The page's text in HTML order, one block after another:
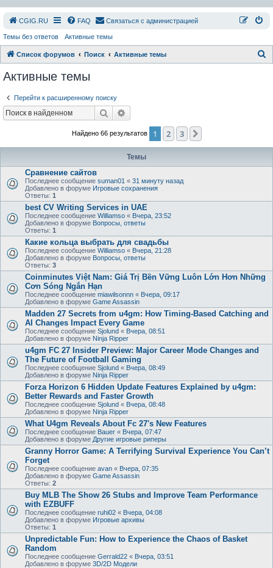
СGIG.RU FAQ Связаться с администрацией
Темы без ответов Активные темы
Список форумов Поиск Активные темы
Активные темы
Перейти к расширенному поиску
Поиск
Найдено 66 результатов 1 2 3
Темы
Сравнение сайтов
Последнее сообщение suman01 « 31 минуту назад
Добавлено в форуме Игровые сохранения
Ответы: 1
best CV Writing Services in UAE
Последнее сообщение Williamso « Вчера, 23:52
Добавлено в форуме Вопросы, ответы
Ответы: 1
Какие кольца выбрать для свадьбы
Последнее сообщение Williamso « Вчера, 21:28
Добавлено в форуме Вопросы, ответы
Ответы: 3
Coinminutes Việt Nam: Giá Trị Bền Vững Luôn Lớn Hơn Những
Cơn Sóng Ngắn Hạn
Последнее сообщение miawilsonnn « Вчера, 09:17
Добавлено в форуме Game Assassin
Madden 27 Secrets from u4gm: How Timing-Based Catching and
AI Changes Impact Every Game
Последнее сообщение Sjolund « Вчера, 08:51
Добавлено в форуме Ninja Ripper
u4gm FC 27 Insider Preview: Major Career Mode Changes and
The Future of Football Gaming
Последнее сообщение Sjolund « Вчера, 08:49
Добавлено в форуме Ninja Ripper
Forza Horizon 6 Hidden Update Features Explained by u4gm:
Better Rewards and Faster Growth
Последнее сообщение Sjolund « Вчера, 08:48
Добавлено в форуме Ninja Ripper
What U4gm Reveals About Fc 27's New Features
Последнее сообщение Bauer « Вчера, 07:47
Добавлено в форуме Другие игровые риперы
Granny Horror Game: A Terrifying Survival Experience You Can’t
Forget
Последнее сообщение avan « Вчера, 07:35
Добавлено в форуме Game Assassin
Ответы: 2
Buy MLB The Show 26 Stubs and Improve Team Performance
with EZBUFF
Последнее сообщение ruhi02 « Вчера, 04:08
Добавлено в форуме Игровые архивы
Ответы: 1
Unpredictable Fun: How to Experience the Chaos of Basket
Random
Последнее сообщение Gerrald22 « Вчера, 03:51
Добавлено в форуме 3D/2D Модели